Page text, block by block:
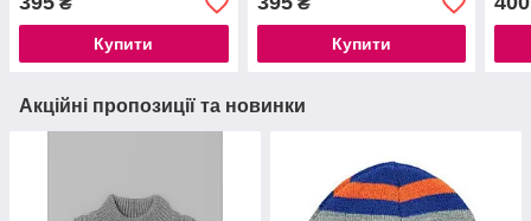
Купити Купити
Акційні пропозиції та новинки